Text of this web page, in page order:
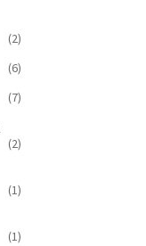
(2)
(6)
(7)
(2)
(1)
(1)